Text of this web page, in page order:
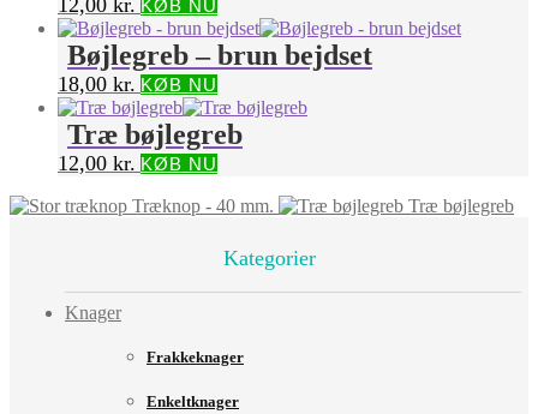
12,00 kr. KØB NU
Bøjlegreb – brun bejdset
18,00 kr. KØB NU
Træ bøjlegreb
12,00 kr. KØB NU
Træknop - 40 mm. Træ bøjlegreb
Kategorier
Knager
Frakkeknager
Enkeltknager